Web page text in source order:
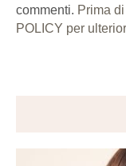
commenti. Prima
POLICY per